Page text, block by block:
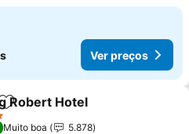
Ver preços
Adicionar aos favoritos
Robert Hotel
Muito boa
5.878